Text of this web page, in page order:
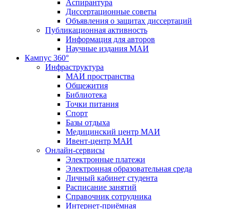
Аспирантура
Диссертационные советы
Объявления о защитах диссертаций
Публикационная активность
Информация для авторов
Научные издания МАИ
Кампус 360°
Инфраструктура
МАИ пространства
Общежития
Библиотека
Точки питания
Спорт
Базы отдыха
Медицинский центр МАИ
Ивент-центр МАИ
Онлайн-сервисы
Электронные платежи
Электронная образовательная среда
Личный кабинет студента
Расписание занятий
Справочник сотрудника
Интернет-приёмная